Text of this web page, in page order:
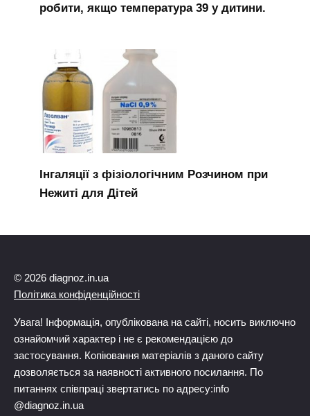
робити, якщо температура 39 у дитини.
Інгаляції з фізіологічним Розчином при
Нежиті для Дітей
© 2026 diagnoz.in.ua
Політика конфіденційності
Увага! Інформація, опублікована на сайті, носить виключно
ознайомчий характер і не є рекомендацією до
застосування. Копіювання матеріалів з даного сайту
дозволяється за наявності активного посилання. По
питаннях співпраці звертатись по адресу:info
@diagnoz.in.ua